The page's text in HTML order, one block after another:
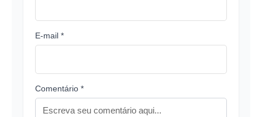
E-mail *
Comentário *